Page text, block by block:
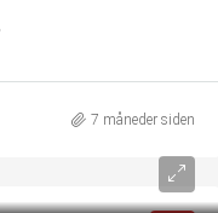
7 måneder siden